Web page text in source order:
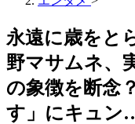
永遠に歳をと
野マサムネ、
の象徴を断念
す」にキュン